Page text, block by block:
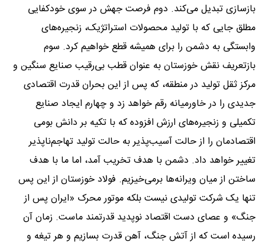
بازسازی تبدیل می‌کند. دوم فرصت جهش در سوی خودکفایی
مطلق جایی که با تولید محصولات استراتژیک، زنجیره‌های
وابستگی به دشمن را برای همیشه قطع خواهیم کرد. سوم
بازتعریف نقش خوزستان به عنوان قطب بی‌رقیب صنایع سنگین و
مرکز ثقل تولید در منطقه، که پس از این بحران قدرت اقتصادی
جدیدی را در خاورمیانه رقم خواهد زد و چهارم ایجاد صنایع
تکمیلی و زنجیره‌های ارزش افزوده که با تکیه بر دانش بومی
اقتصادمان را از حالت آسیب‌پذیر به حالت تولید تهاجم‌ناپذیر
تغییر خواهد داد. دشمن با هدف تخریب آمد، اما ما با هدف
ساختن از میان ویرانه‌ها برمی‌خیزیم. فولاد خوزستان از این پس
تنها یک شرکت تولیدی نیست بلکه موتور محرک «ایران پس از
جنگ» و عصای دست اقتصاد نوپدید قدرتمند ماست. زمان آن
رسیده است که از آتش جنگ، آهن قدرت بسازیم و هر تیغه و